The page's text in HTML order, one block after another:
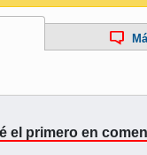
el primero en